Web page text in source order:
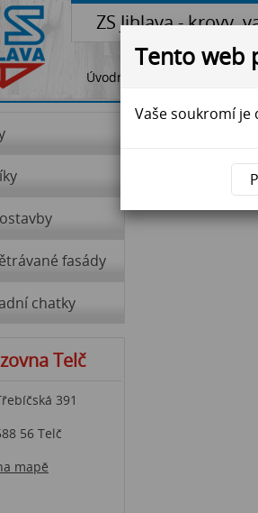
ZS Jihlava - krovy,
Úvodní strana
fasády
chatky
Telč
391
56 Telč
mapě
Tento web
Vaše soukromí je